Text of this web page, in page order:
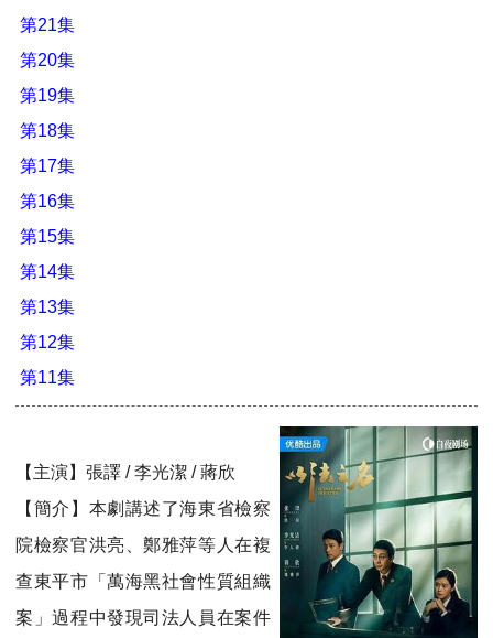
第21集
第20集
第19集
第18集
第17集
第16集
第15集
第14集
第13集
第12集
第11集
【主演】張譯 / 李光潔 / 蔣欣
【簡介】本劇講述了海東省檢察
院檢察官洪亮、鄭雅萍等人在複
查東平市「萬海黑社會性質組織
案」過程中發現司法人員在案件